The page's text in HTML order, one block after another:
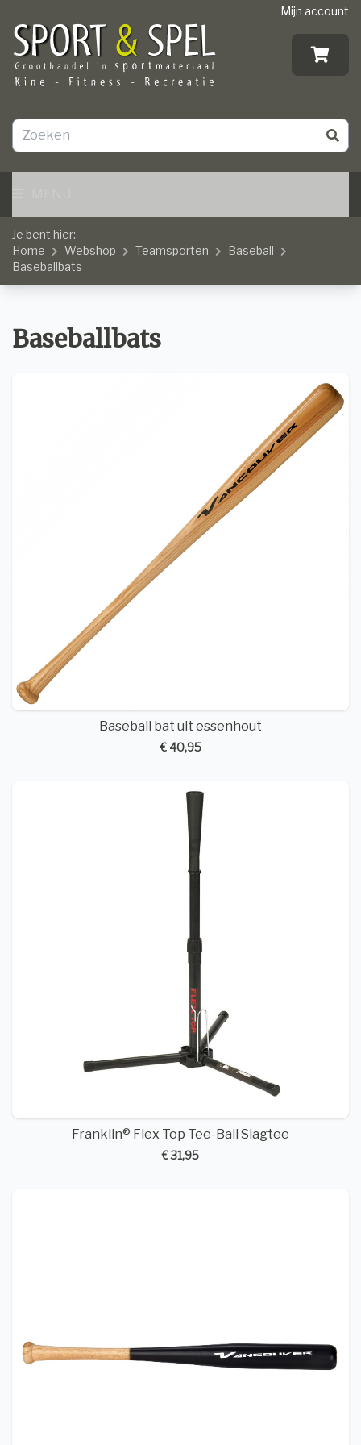
Mijn account
Je bent hier:
Home
Webshop Teamsporten
Baseball
Baseballbats
Baseballbats
Baseball bat uit essenhout
€ 40,95
Franklin® Flex Top Tee-Ball Slagtee
€ 31,95